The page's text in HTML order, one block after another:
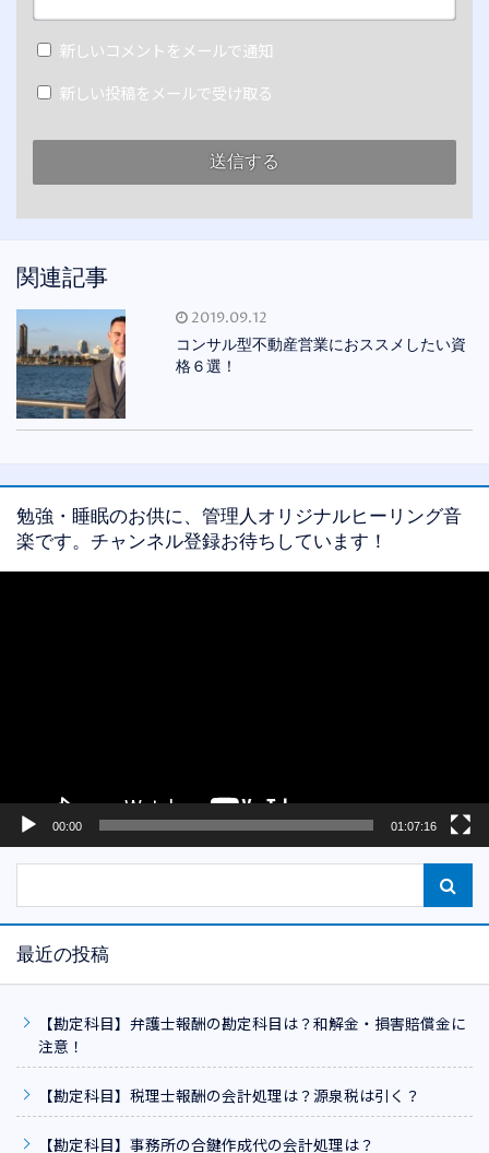
新しいコメントをメールで通知
新しい投稿をメールで受け取る
関連記事
2019.09.12
コンサル型不動産営業におススメしたい資
格６選！
勉強・睡眠のお供に、管理人オリジナルヒーリング音
楽です。チャンネル登録お待ちしています！
00:00 01:07:16
最近の投稿
【勘定科目】弁護士報酬の勘定科目は？和解金・損害賠償金に
注意！
【勘定科目】税理士報酬の会計処理は？源泉税は引く？
【勘定科目】事務所の合鍵作成代の会計処理は？